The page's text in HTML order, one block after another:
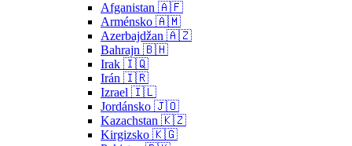
Afganistan 🇦🇫
Arménsko 🇦🇲
Azerbajdžan 🇦🇿
Bahrajn 🇧🇭
Irak 🇮🇶
Irán 🇮🇷
Izrael 🇮🇱
Jordánsko 🇯🇴
Kazachstan 🇰🇿
Kirgizsko 🇰🇬